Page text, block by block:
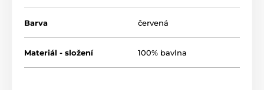
Barva červená
Materiál - složení 100% bavlna